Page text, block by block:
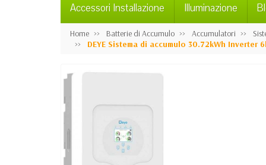
Accessori Installazione Illuminazione
Home Batterie di Accumulo Accumulatori
DEYE Sistema di accumulo 30.72kWh Inverter